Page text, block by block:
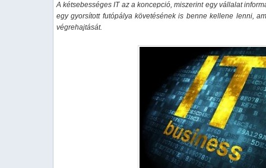
A kétsebességes IT az a koncepció, miszerint egy vállalat
egy gyorsított futópálya követésének is benne kellene lenni,
végrehajtását.